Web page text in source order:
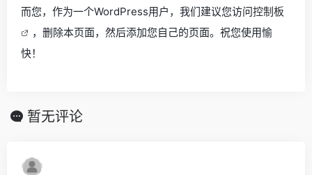
而您，作为一个WordPress用户，我们建议您访问控制板
，删除本页面，然后添加您自己的页面。祝您使用愉
快！
暂无评论